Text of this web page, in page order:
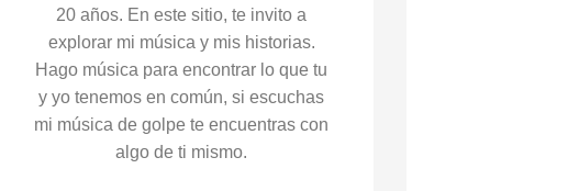
20 años. En este sitio, te invito a
explorar mi música y mis historias.
Hago música para encontrar lo que tu
y yo tenemos en común, si escuchas
mi música de golpe te encuentras con
algo de ti mismo.